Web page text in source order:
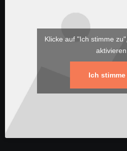
Klicke auf "Ich stimme
aktivieren
Ich stimme